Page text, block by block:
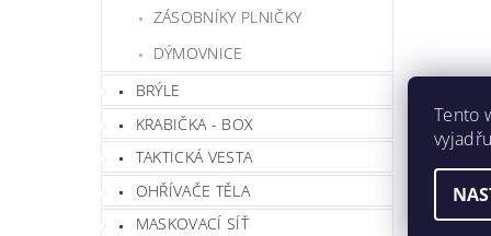
ZÁSOBNÍKY PLNIČKY
DÝMOVNICE
BRÝLE
KRABIČKA - BOX
TAKTICKÁ VESTA
OHŘÍVAČE TĚLA
MASKOVACÍ SÍŤ
Tento